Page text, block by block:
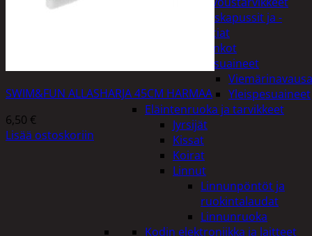
Roskapussit ja -
astiat
Sankot
Pesuaineet
Yleispesuaineet
Eläintenruoka ja tarvikkeet
Jyrsijät
Kissat
Koirat
Linnut
Linnunpöntöt ja
ruokintalaudat
Linnunruoka
Kodin elektroniikka ja laitteet
SWIM&FUN ALLASHARJA 45CM HARMAA
6,50 €
Lisää ostoskoriin